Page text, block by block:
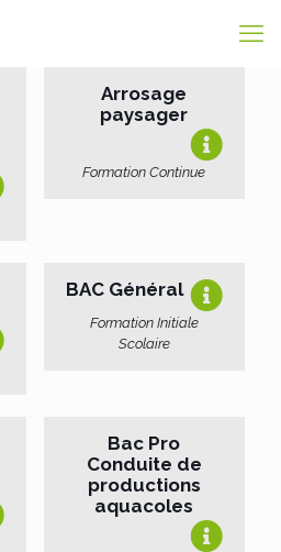
Arrosage
paysager
Formation Continue
BAC Général
Formation Initiale
Scolaire
Bac Pro
Conduite de
productions
aquacoles